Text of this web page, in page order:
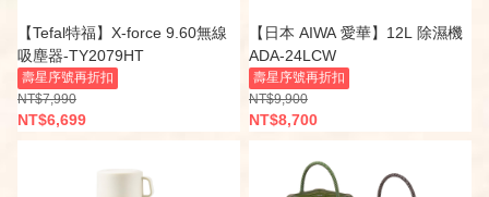
【Tefal特福】X-force 9.60無線
吸塵器-TY2079HT
壽星序號再折扣
NT$7,990
NT$6,699
【日本 AIWA 愛華】12L 除濕機
ADA-24LCW
壽星序號再折扣
NT$9,900
NT$8,700